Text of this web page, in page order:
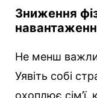
Зниження
Не менш
Уявіть собі
охоплює сім’ї,